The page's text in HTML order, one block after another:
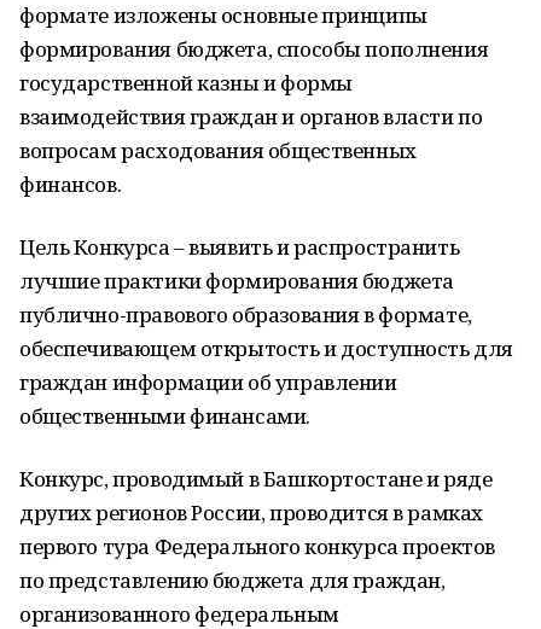
формате изложены основные принципы
формирования бюджета, способы пополнения
государственной казны и формы
взаимодействия граждан и органов власти по
вопросам расходования общественных
финансов.
Цель Конкурса – выявить и распространить
лучшие практики формирования бюджета
публично-правового образования в формате,
обеспечивающем открытость и доступность для
граждан информации об управлении
общественными финансами.
Конкурс, проводимый в Башкортостане и ряде
других регионов России, проводится в рамках
первого тура Федерального конкурса проектов
по представлению бюджета для граждан,
организованного федеральным